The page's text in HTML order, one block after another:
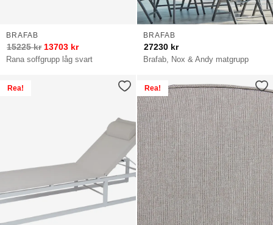
Rana soffgrupp låg svart
BRAFAB
15225kr 13703 kr
Brafab, Nox & Andy matgrupp
BRAFAB
27230 kr
Rea! Rea!